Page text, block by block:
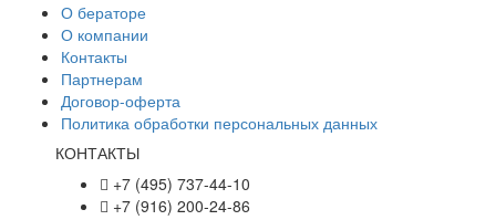
О бераторе
О компании
Контакты
Партнерам
Договор-оферта
Политика обработки персональных данных
КОНТАКТЫ
+7 (495) 737-44-10
+7 (916) 200-24-86